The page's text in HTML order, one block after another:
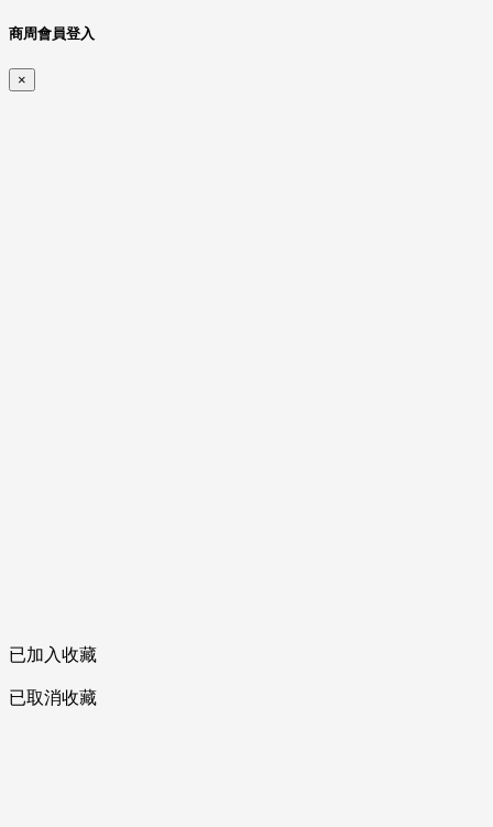
商周會員登入
×
已加入收藏
已取消收藏